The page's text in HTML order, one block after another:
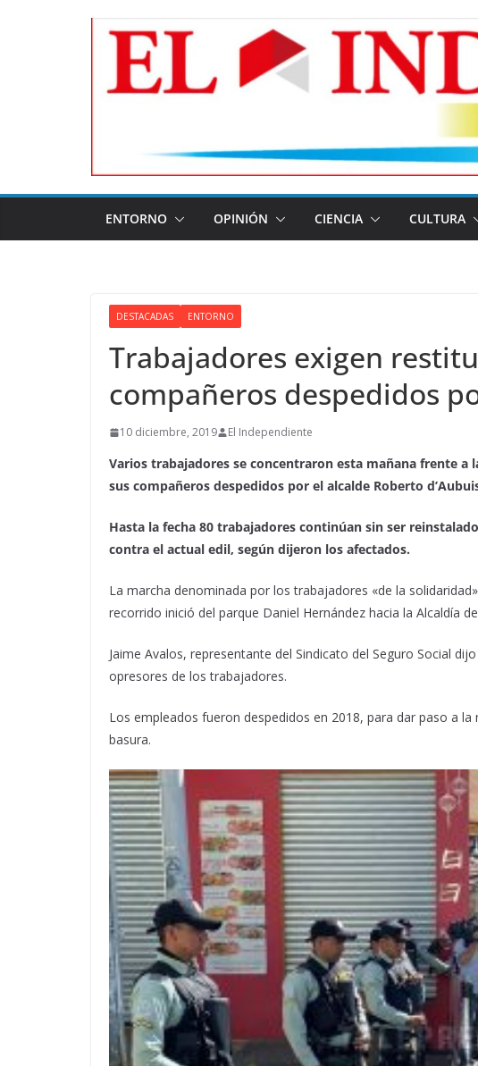
ENTORNO OPINIÓN CIENCIA CULTURA
DESTACADAS ENTORNO
Trabajadores exigen
compañeros despedidos
10 diciembre, 2019 El Independiente
Varios trabajadores se concentraron esta mañana frente
sus compañeros despedidos por el alcalde Roberto
Hasta la fecha 80 trabajadores continúan sin ser
contra el actual edil, según dijeron los afectados.
La marcha denominada por los trabajadores «de la
recorrido inició del parque Daniel Hernández hacia la Alcaldía
Jaime Avalos, representante del Sindicato del Seguro Social
opresores de los trabajadores.
Los empleados fueron despedidos en 2018, para dar paso a
basura.